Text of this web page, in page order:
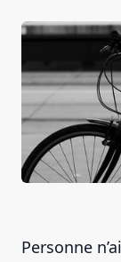
Personne